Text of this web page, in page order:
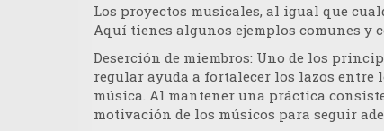
Los proyectos musicales, al igual que
Aquí tienes algunos ejemplos comunes y
Deserción de miembros: Uno de los
regular ayuda a fortalecer los lazos entre
música. Al mantener una práctica
motivación de los músicos para seguir